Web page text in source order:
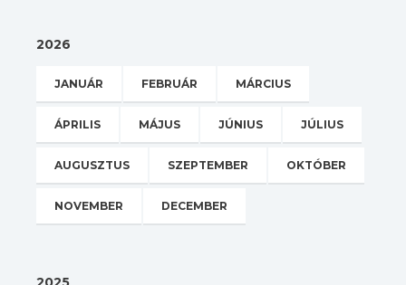
2026
JANUÁR FEBRUÁR MÁRCIUS
ÁPRILIS MÁJUS JÚNIUS JÚLIUS
AUGUSZTUS SZEPTEMBER OKTÓBER
NOVEMBER DECEMBER